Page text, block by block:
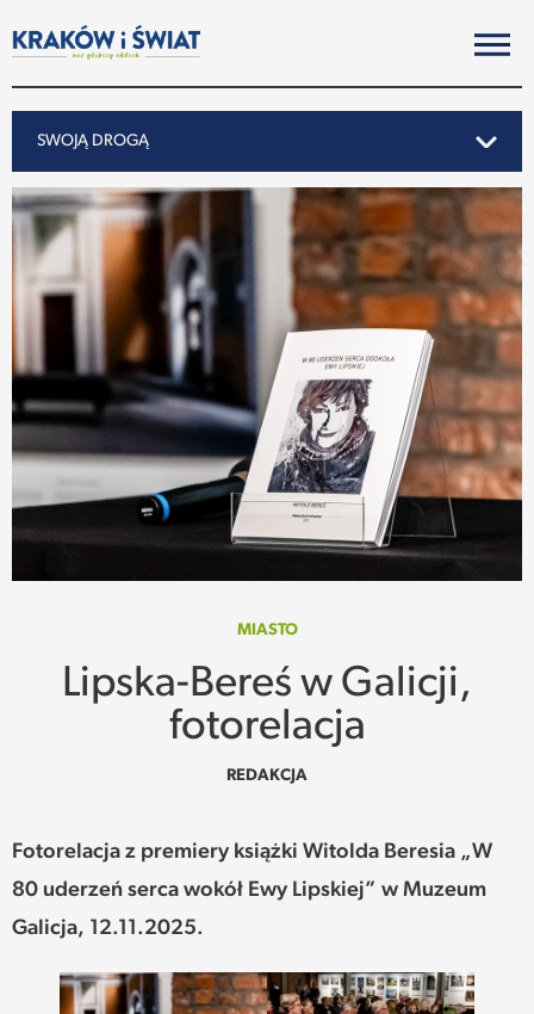
SWOJĄ DROGĄ
SWOJĄ DROGĄ
REPORTAŻ
NOTY ZE ŚWIATA
PO KRAKOSKU
MIASTO
SUBIEKTYWNIE
REKOMENDACJE
TEKSTY Z MIESIĘCZNIKA
PODCAST
MIASTO
Lipska-Bereś w Galicji,
fotorelacja
REDAKCJA
Fotorelacja z premiery książki Witolda Beresia „W
80 uderzeń serca wokół Ewy Lipskiej” w Muzeum
Galicja, 12.11.2025.